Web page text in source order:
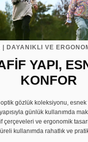
| DAYANIKLI VE
YAPI,
KONFOR
gözlük koleksiyonu, esnek
günlük kullanımda
çerçeveleri ve ergonomik
kullanımda rahatlık ve